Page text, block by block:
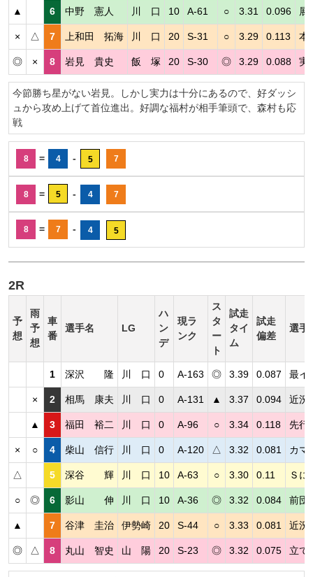
▲ 6 中野 憲人 川 口 10 A-61 ○ 3.31 0.096 展
× △ 7 上和田 拓海 川 口 20 S-31 ○ 3.29 0.113 本
◎ × 8 岩見 貴史 飯 塚 20 S-30 ◎ 3.29 0.088 実
今節勝ち星がない岩見。しかし実力は十分にあるので、好ダッシ
ュから攻め上げて首位進出。好調な福村が相手筆頭で、森村も応
戦
8 = 4 - 5 7
8 = 5 - 4 7
8 = 7 - 4 5
2R
予
想
雨
予
想
車
番
選手名 LG
ハ
ン
デ
現ラ
ンク
ス
タ
ー
ト
試走
タイ
ム
試走
偏差
選手
1 深沢 隆 川 口 0 A-163 ◎ 3.39 0.087 最イ
× 2 相馬 康夫 川 口 0 A-131 ▲ 3.37 0.094 近況
▲ 3 福田 裕二 川 口 0 A-96 ○ 3.34 0.118 先行
× ○ 4 柴山 信行 川 口 0 A-120 △ 3.32 0.081 カマ
△ 5 深谷 輝 川 口 10 A-63 ○ 3.30 0.11 Ｓに
○ ◎ 6 影山 伸 川 口 10 A-36 ◎ 3.32 0.084 前団
▲ 7 谷津 圭治 伊勢崎 20 S-44 ○ 3.33 0.081 近況
◎ △ 8 丸山 智史 山 陽 20 S-23 ◎ 3.32 0.075 立て